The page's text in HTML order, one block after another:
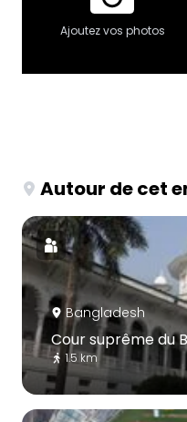
Ajoutez vos photos
Autour de cet
Bangladesh
Cour suprême du
1.5 km